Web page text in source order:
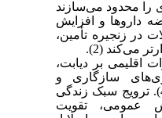
را محدود می‌سازند
داروها و افزایش
در زنجیره تأمین،
می‌کند (2).
اقلیمی بر دیابت،
سازگاری و
پیشگیری ضروری است (4). ترویج سبک زندگی
عمومی، تقویت